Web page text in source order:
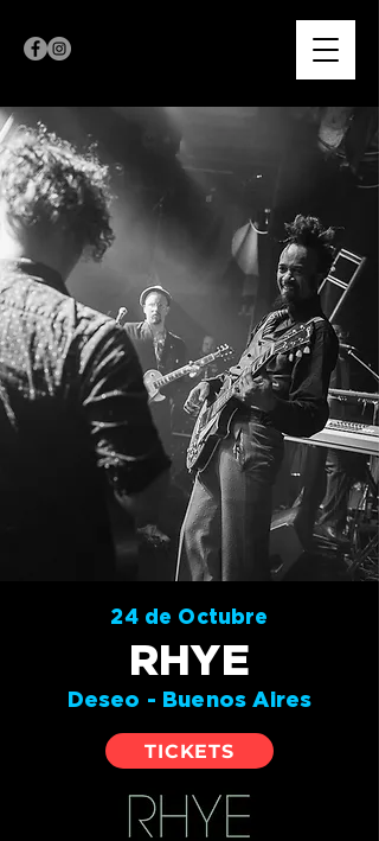
24 de Octubre
RHYE
Deseo - Buenos Aires
TICKETS